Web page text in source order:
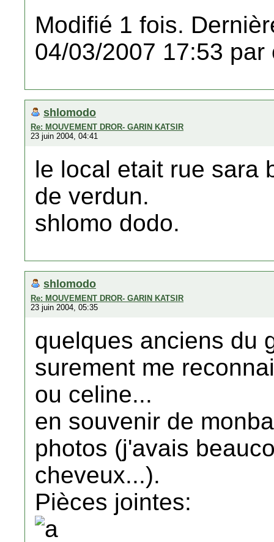
Modifié 1 fois.
04/03/2007 17:53 par
shlomodo
Re: MOUVEMENT DROR- GARIN KATSIR
23 juin 2004, 04:41
le local etait rue sara
de verdun.
shlomo dodo.
shlomodo
Re: MOUVEMENT DROR- GARIN KATSIR
23 juin 2004, 05:35
quelques anciens du
surement me
ou celine...
en souvenir de
photos (j'avais
cheveux...).
Pièces jointes: